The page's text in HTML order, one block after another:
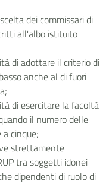
dei commissari di
all'albo istituito
di adottare il criterio di
anche al di fuori
di esercitare la facoltà
il numero delle
cinque;
strettamente
tra soggetti idonei
dipendenti di ruolo di